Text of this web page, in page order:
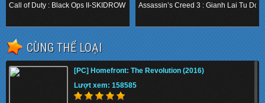
SKIDROW (2012)
Call of Duty : Black Ops II-SKIDROW (2012)
Do
Assassin’s Creed 3 : Gianh Lai Tu Do
CÙNG THỂ LOẠI
[PC] Homefront: The Revolution (2016)
Lượt xem: 158585